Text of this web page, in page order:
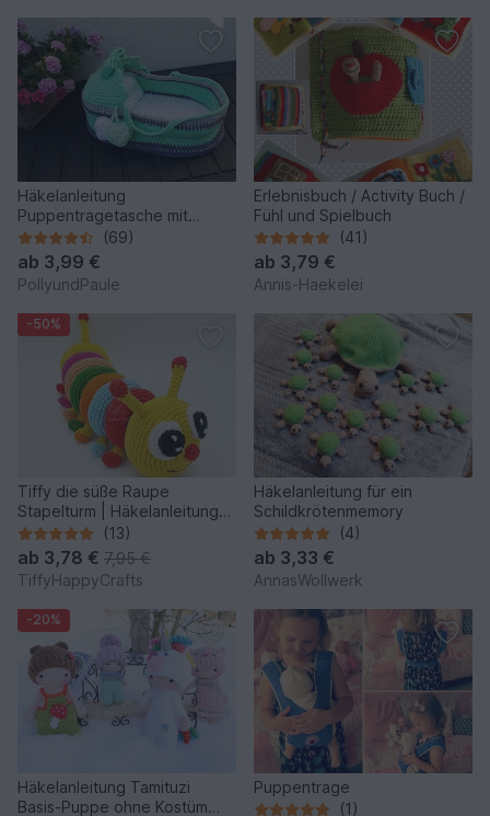
Häkelanleitung
Puppentragetasche mit
Babydecke & Kissen
(69)
ab 3,99 €
PollyundPaule
Erlebnisbuch / Activity Buch /
Fühl und Spielbuch
(41)
ab 3,79 €
Annis-Haekelei
-50%
Tiffy die süße Raupe
Stapelturm | Häkelanleitung
PDF
(13)
ab 3,78 € 7,95 €
TiffyHappyCrafts
Häkelanleitung für ein
Schildkrötenmemory
(4)
ab 3,33 €
AnnasWollwerk
-20%
Häkelanleitung Tamituzi
Basis-Puppe ohne Kostüm
Puppentrage
(1)